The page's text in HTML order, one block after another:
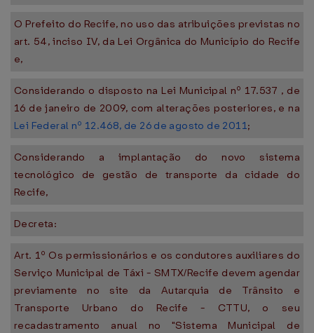
O Prefeito do Recife, no uso das atribuições previstas no
art. 54, inciso IV, da Lei Orgânica do Município do Recife
e,
Considerando o disposto na Lei Municipal nº 17.537 , de
16 de janeiro de 2009, com alterações posteriores, e na
Lei Federal nº 12.468, de 26 de agosto de 2011;
Considerando a implantação do novo sistema
tecnológico de gestão de transporte da cidade do
Recife,
Decreta:
Art. 1º Os permissionários e os condutores auxiliares do
Serviço Municipal de Táxi - SMTX/Recife devem agendar
previamente no site da Autarquia de Trânsito e
Transporte Urbano do Recife - CTTU, o seu
recadastramento anual no "Sistema Municipal de